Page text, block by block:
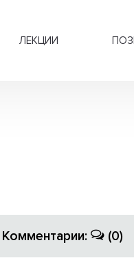
ЛЕКЦИИ
Комментарии: (0)